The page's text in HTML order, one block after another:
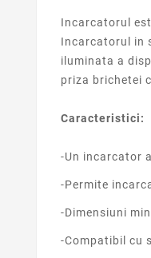
Incarcatorul
Incarcatorul in
iluminata a
priza brichetei
Caracteristici:
-Un incarcator
-Permite
-Dimensiuni
-Compatibil cu